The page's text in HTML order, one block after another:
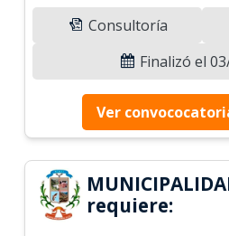
Consultoría
Finalizó el
Ver
requiere: